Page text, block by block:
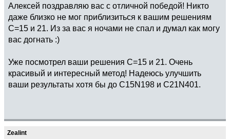
Алексей поздравляю вас с отличной победой! Никто
даже близко не мог приблизиться к вашим решениям
C=15 и 21. Из за вас я ночами не спал и думал как могу
вас догнать :)
Уже посмотрел ваши решения C=15 и 21. Очень
красивый и интересный метод! Надеюсь улучшить
ваши результаты хотя бы до C15N198 и C21N401.
Zealint